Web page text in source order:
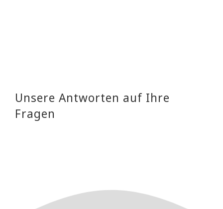
Unsere Antworten auf Ihre
Fragen